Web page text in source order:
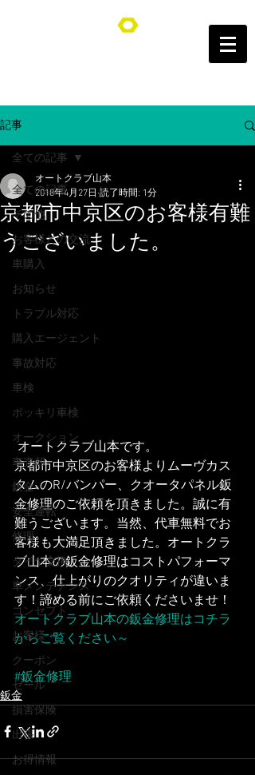
オートクラブ山本/Auto Club YAMAMOTO
記事
全ての記事
その他
お客様との交流
車購入
お知らせ
トラブル対応
購入エージェント
事故対応
車検
ポッキリ車検
オークション
車売却
鈑金
安全運転
修理
タイヤ交換
車メンテナンス
コンセプト
お客様
クーポン
セール
損害保険
出張
お得情報
全ての記事
京都市中京区のお客様有難
うございました。
オートクラブ山本
2018年4月27日 読了時間: 1分
オートクラブ山本です。
京都市中京区のお客様よりムーヴカス
タムのR/バンパー、クオータパネル鈑
金修理のご依頼を頂きました。誠に有
難うございます。当然、代車無料でお
客様も大満足頂きました。オートクラ
ブ山本の鈑金修理はコストパフォーマ
ンス、仕上がりのクオリティが違いま
す！諦める前にご依頼くださいませ！
オートクラブ山本の鈑金修理はコチラ
からご覧ください～
#鈑金修理
鈑金